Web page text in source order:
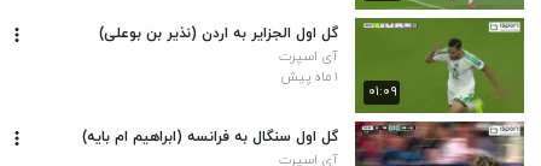
۰۱:۰۹
گل اول الجزایر به اردن (نذیر بن بوعلی)
آی اسپرت
۱ ماه پیش
گل اول سنگال به فرانسه (ابراهیم ام بایه)
آی اسپرت